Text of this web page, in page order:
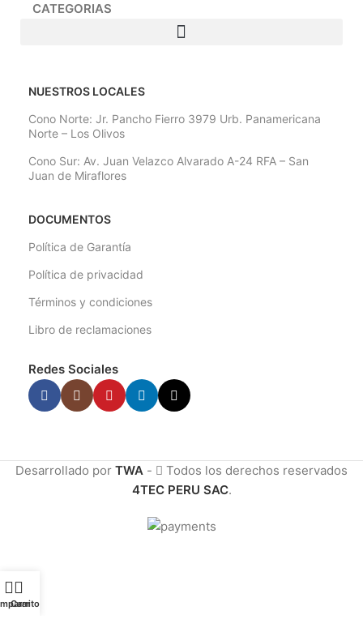
CATEGORIAS
NUESTROS LOCALES
Cono Norte: Jr. Pancho Fierro 3979 Urb. Panamericana
Norte – Los Olivos
Cono Sur: Av. Juan Velazco Alvarado A-24 RFA – San
Juan de Miraflores
DOCUMENTOS
Política de Garantía
Política de privacidad
Términos y condiciones
Libro de reclamaciones
Redes Sociales
Desarrollado por TWA -
Todos los derechos reservados
4TEC PERU SAC.
Carrito